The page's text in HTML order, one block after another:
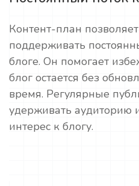
Контент-план
поддерживать
блоге. Он помогает
блог остается без
время. Регулярные
удерживать аудиторию
интерес к блогу.